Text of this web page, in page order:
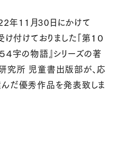
年11月30日にかけて
けておりました「第１０
４字の物語』シリーズの著
究所 児童書出版部が、応
だ優秀作品を発表致しま